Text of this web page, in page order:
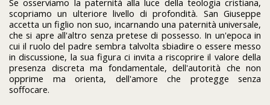
scopriamo un ulteriore livello di profondità. San Giuseppe
accetta un figlio non suo, incarnando una paternità universale,
che si apre all'altro senza pretese di possesso. In un'epoca in
cui il ruolo del padre sembra talvolta sbiadire o essere messo
in discussione, la sua figura ci invita a riscoprire il valore della
presenza discreta ma fondamentale, dell'autorità che non
opprime ma orienta, dell'amore che protegge senza
soffocare.